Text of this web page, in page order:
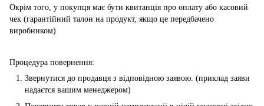
Окрім того, у покупця має бути квитанція про оплату або касовий
чек (гарантійний талон на продукт, якщо це передбачено
виробником)
Процедура повернення:
Звернутися до продавця з відповідною заявою. (приклад заяви
надаєтся вашим менеджером)